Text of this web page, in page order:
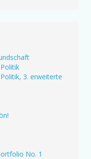
3. erweiterte
No. 1